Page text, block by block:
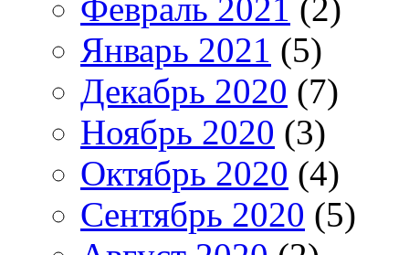
Февраль 2021 (2)
Январь 2021 (5)
Декабрь 2020 (7)
Ноябрь 2020 (3)
Октябрь 2020 (4)
Сентябрь 2020 (5)